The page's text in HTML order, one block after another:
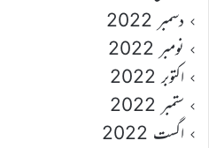
دسمبر 2022
نومبر 2022
اکتوبر 2022
ستمبر 2022
اگست 2022